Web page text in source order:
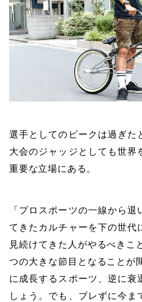
選手としてのピークは過ぎた
大会のジャッジとしても世界
重要な立場にある。
「プロスポーツの一線から
てきたカルチャーを下の世代
見続けてきた人がやるべきこ
つの大きな節目となることが
に成長するスポーツ、逆に衰
しょう。でも、ブレずに今